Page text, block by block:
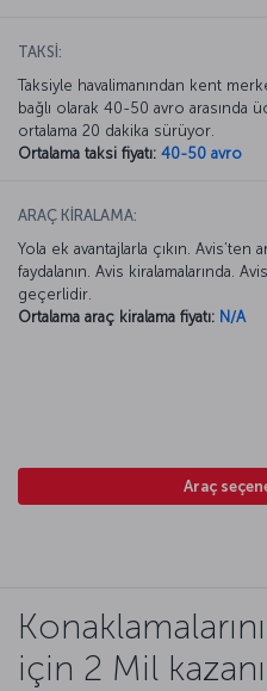
TAKSİ:
Taksiyle havalimanından kent
bağlı olarak 40-50 avro
ortalama 20 dakika sürüyor.
Ortalama taksi fiyatı: 40-50 avro
ARAÇ KİRALAMA:
Yola ek avantajlarla çıkın. Avis’ten
faydalanın. Avis kiralamalarında.
geçerlidir.
Ortalama araç kiralama fiyatı: N/A
Araç
için 2 Mil